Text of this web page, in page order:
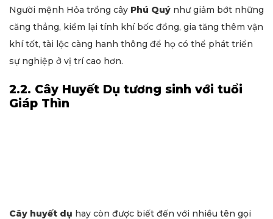
Người mệnh Hỏa trồng cây Phú Quý như giảm bớt những
căng thẳng, kiềm lại tính khí bốc đồng, gia tăng thêm vận
khí tốt, tài lộc càng hanh thông để họ có thể phát triển
sự nghiệp ở vị trí cao hơn.
2.2. Cây Huyết Dụ tương sinh với tuổi
Giáp Thìn
Cây huyết dụ hay còn được biết đến với nhiều tên gọi